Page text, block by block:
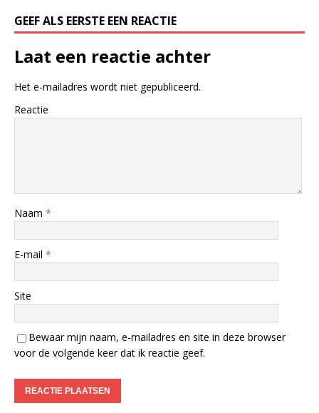
GEEF ALS EERSTE EEN REACTIE
Laat een reactie achter
Het e-mailadres wordt niet gepubliceerd.
Reactie
Naam *
E-mail *
Site
Bewaar mijn naam, e-mailadres en site in deze browser
voor de volgende keer dat ik reactie geef.